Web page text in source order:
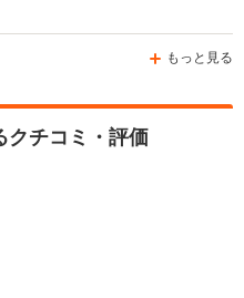
もっと見る
クチコミ・評価